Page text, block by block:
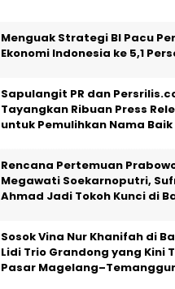
Menguak Strategi BI Pacu
Ekonomi Indonesia ke 5,1
Sapulangit PR dan
Tayangkan Ribuan Press
untuk Pemulihkan Nama Baik
Rencana Pertemuan
Megawati Soekarnoputri,
Ahmad Jadi Tokoh Kunci di
Sosok Vina Nur Khanifah di
Lidi Trio Grandong yang Kini
Pasar